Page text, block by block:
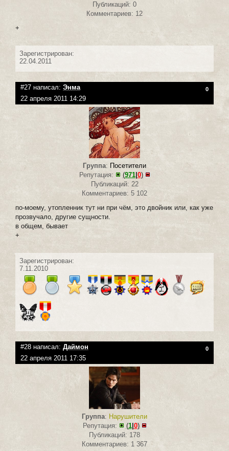
Публикаций: 0
Комментариев: 12
+
Зарегистрирован:
22.04.2011
#27 написал: Энма 0
22 апреля 2011 14:29
Группа: Посетители
Репутация:
(971| 0)
Публикаций: 22
Комментариев: 5 102
по-моему, утопленник тут ни при чём, это двойник или, как уже
прозвучало, другие сущности.
в общем, бывает
+
Зарегистрирован:
7.11.2010
#28 написал: Даймон 0
22 апреля 2011 17:35
Группа: Нарушители
Репутация:
(1| 0)
Публикаций: 178
Комментариев: 1 367